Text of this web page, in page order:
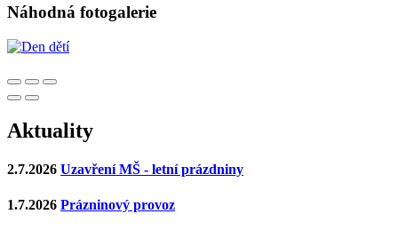
Náhodná fotogalerie
Aktuality
2.7.2026 Uzavření MŠ - letní prázdniny
1.7.2026 Prázninový provoz